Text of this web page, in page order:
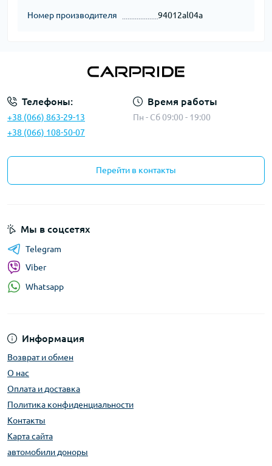
Номер производителя 94012al04a
Телефоны:
+38 (066) 863-29-13
+38 (066) 108-50-07
Время работы
Пн - Сб 09:00 - 19:00
Перейти в контакты
Информация
Возврат и обмен
О нас
Оплата и доставка
Политика конфиденциальности
Контакты
Карта сайта
автомобили доноры
Мы в соцсетях
Telegram
Viber
Whatsapp